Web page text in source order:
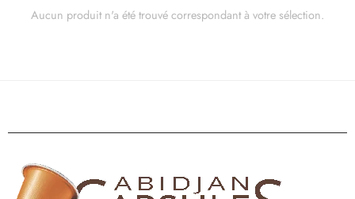
Aucun produit n'a été trouvé correspondant à votre sélection.